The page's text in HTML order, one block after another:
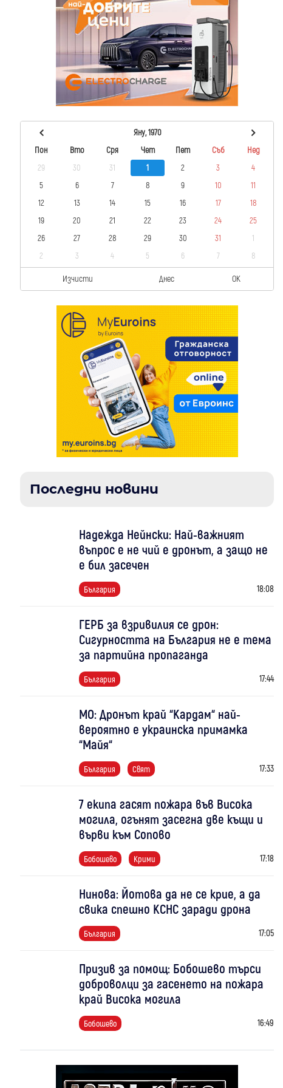
Яну, 1970
Пон
Вто Сря Чет Пет Съб
Нед
29
30 31 1 2 3
4
5
6 7 8 9 10
11
12
13 14 15 16 17
18
19
20 21 22 23 24
25
26
27 28 29 30 31
1
2
3 4 5 6 7 8
Изчисти Днес OK
Последни новини
Надежда Нейнски: Най-важният
въпрос е не чий е дронът, а защо не
е бил засечен
България 18:08
ГЕРБ за взривилия се дрон:
Сигурността на България не е тема
за партийна пропаганда
България 17:44
МО: Дронът край “Кардам“ най-
вероятно е украинска примамка
“Майя“
България Свят 17:33
7 екипа гасят пожара във Висока
могила, огънят засегна две къщи и
върви към Сопово
Бобошево Крими 17:18
Нинова: Йотова да не се крие, а да
свика спешно КСНС заради дрона
България 17:05
Призив за помощ: Бобошево търси
доброволци за гасенето на пожара
край Висока могила
Бобошево 16:49